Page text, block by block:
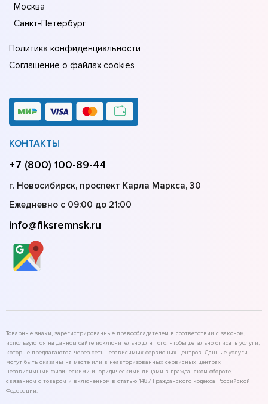
Москва
Санкт-Петербург
Политика конфиденциальности
Соглашение о файлах cookies
КОНТАКТЫ
+7 (800) 100-89-44
г. Новосибирск, проспект Карла Маркса, 30
Ежедневно с 09:00 до 21:00
info@fiksremnsk.ru
Товарные знаки, зарегистрированные правообладателем в соответствии с законом,
используются на данном сайте исключительно для того, чтобы детально описать услуги,
которые предлагаются через сеть независимых сервисных центров. Данные услуги
могут быть оказаны на месте или в неавторизованных сервисных центрах
независимыми физическими и юридическими лицами в гражданском обороте,
связанном с товаром и включенном в статью 1487 Гражданского кодекса Российской
Федерации.